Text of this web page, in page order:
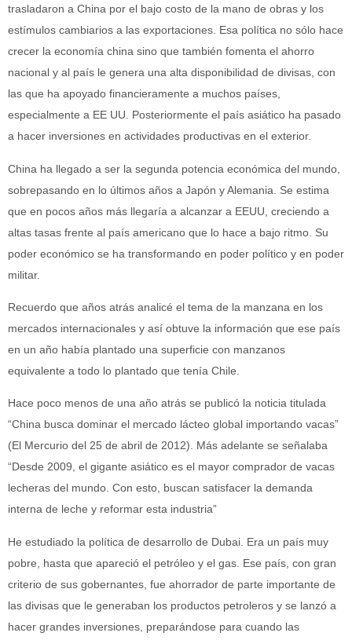
trasladaron a China por el bajo costo de la mano de obras y los
estímulos cambiarios a las exportaciones. Esa política no sólo hace
crecer la economía china sino que también fomenta el ahorro
nacional y al país le genera una alta disponibilidad de divisas, con
las que ha apoyado financieramente a muchos países,
especialmente a EE UU. Posteriormente el país asiático ha pasado
a hacer inversiones en actividades productivas en el exterior.
China ha llegado a ser la segunda potencia económica del mundo,
sobrepasando en lo últimos años a Japón y Alemania. Se estima
que en pocos años más llegaría a alcanzar a EEUU, creciendo a
altas tasas frente al país americano que lo hace a bajo ritmo. Su
poder económico se ha transformando en poder político y en poder
militar.
Recuerdo que años atrás analicé el tema de la manzana en los
mercados internacionales y así obtuve la información que ese país
en un año había plantado una superficie con manzanos
equivalente a todo lo plantado que tenía Chile.
Hace poco menos de una año atrás se publicó la noticia titulada
“China busca dominar el mercado lácteo global importando vacas”
(El Mercurio del 25 de abril de 2012). Más adelante se señalaba
“Desde 2009, el gigante asiático es el mayor comprador de vacas
lecheras del mundo. Con esto, buscan satisfacer la demanda
interna de leche y reformar esta industria”
He estudiado la política de desarrollo de Dubai. Era un país muy
pobre, hasta que apareció el petróleo y el gas. Ese país, con gran
criterio de sus gobernantes, fue ahorrador de parte importante de
las divisas que le generaban los productos petroleros y se lanzó a
hacer grandes inversiones, preparándose para cuando las